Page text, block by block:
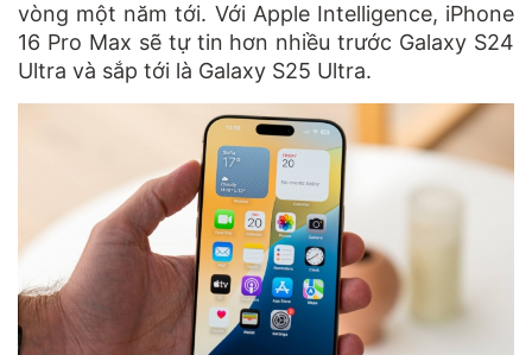
vòng một năm tới. Với Apple Intelligence, iPhone
16 Pro Max sẽ tự tin hơn nhiều trước Galaxy S24
Ultra và sắp tới là Galaxy S25 Ultra.